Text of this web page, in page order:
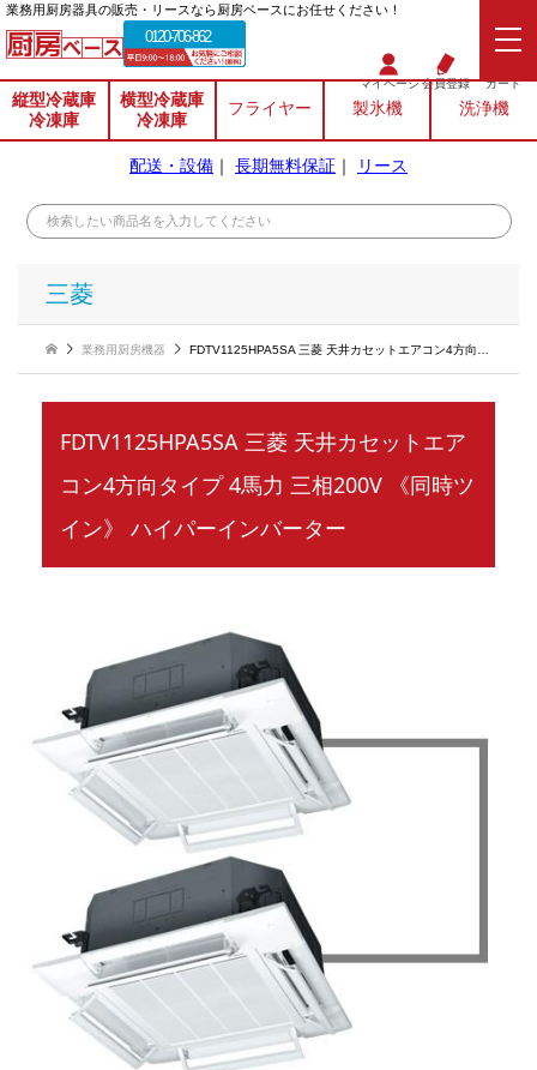
業務⽤厨房器具の販売・リースなら厨房ベースにお任せください！
0120-706-862
マイページ会員登録 カート
縦型冷蔵庫
冷凍庫
横型冷蔵庫
冷凍庫
フライヤー 製氷機 洗浄機
配送・設備 ｜ 長期無料保証 ｜ リース
三菱
業務用厨房機器 FDTV1125HPA5SA 三菱 天井カセットエアコン4方向タイプ 4馬力 三相200V 《同時ツイン》 ハイパーインバーター
FDTV1125HPA5SA 三菱 天井カセットエア
コン4方向タイプ 4馬力 三相200V 《同時ツ
イン》 ハイパーインバーター